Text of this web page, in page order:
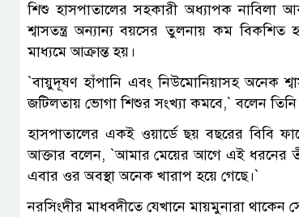
শিশু হাসপাতালের সহকারী অধ্যাপক নাবিলা
শ্বাসতন্ত্র অন্যান্য বয়সের তুলনায় কম
মাধ্যমে আক্রান্ত হয়।
‍‍`বায়ুদূষণ হাঁপানি এবং নিউমোনিয়াসহ অনেক
জটিলতায় ভোগা শিশুর সংখ্যা কমবে,‍‍` বলেন
হাসপাতালের একই ওয়ার্ডে ছয় বছরের বিবি
আক্তার বলেন, ‍‍`আমার মেয়ের আগে এই ধরনের
এবার ওর অবস্থা অনেক খারাপ হয়ে গেছে।‍‍`
নরসিংদীর মাধবদীতে যেখানে মায়মুনারা